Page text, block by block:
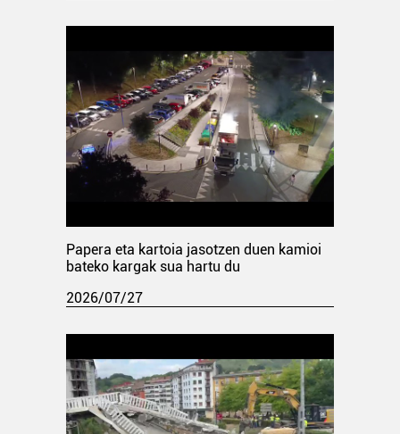
Papera eta kartoia jasotzen duen kamioi
bateko kargak sua hartu du
2026/07/27